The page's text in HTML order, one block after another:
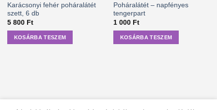
Karácsonyi fehér poháralátét
szett, 6 db
5 800 Ft
KOSÁRBA TESZEM
Poháralátét – napfényes
tengerpart
1 000 Ft
KOSÁRBA TESZEM